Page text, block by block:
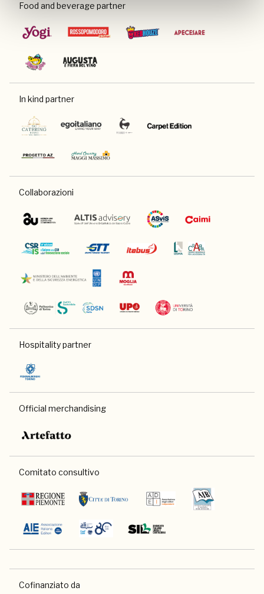
Food and beverage partner
In kind partner
Collaborazioni
Hospitality partner
Official merchandising
Comitato consultivo
Cofinanziato da